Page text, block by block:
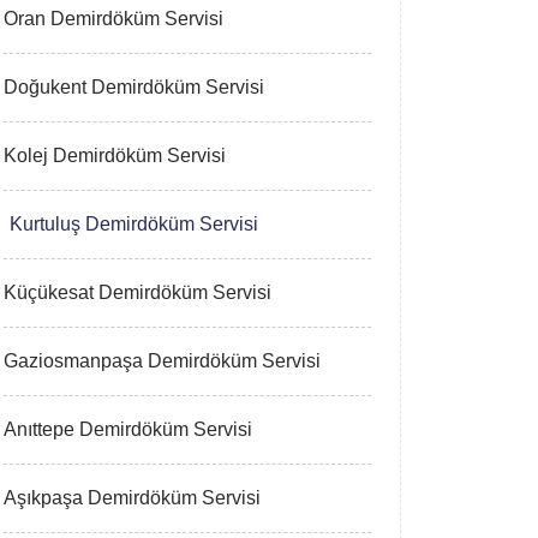
Oran Demirdöküm Servisi
Doğukent Demirdöküm Servisi
Kolej Demirdöküm Servisi
Kurtuluş Demirdöküm Servisi
Küçükesat Demirdöküm Servisi
Gaziosmanpaşa Demirdöküm Servisi
Anıttepe Demirdöküm Servisi
Aşıkpaşa Demirdöküm Servisi